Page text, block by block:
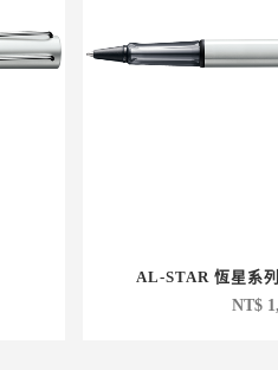
AL-STAR 恆星系
NT$